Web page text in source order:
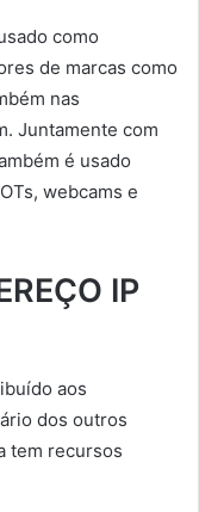
como
de marcas como
nas
Juntamente com
é usado
webcams e
IP
aos
dos outros
tem recursos